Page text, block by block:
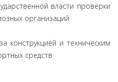
власти проверки
организаций
конструкцией и техническим
средств